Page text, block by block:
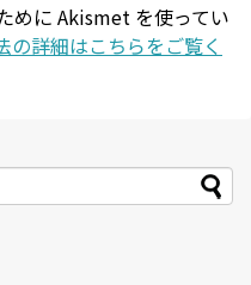
めに Akismet を使ってい
の詳細はこちらをご覧く